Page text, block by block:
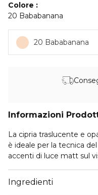
Colore
20 Bababanana
20 Bababanana
Informazioni
La cipria traslucente e
è ideale per la tecnica
accenti di luce matt sul
Ingredienti